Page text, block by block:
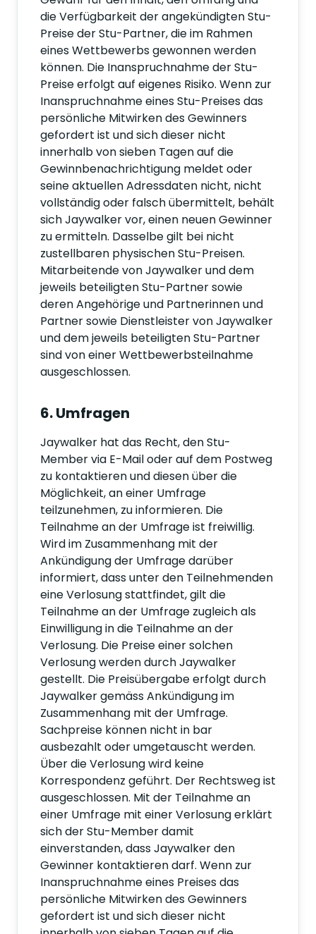
die Verfügbarkeit der angekündigten Stu-
Preise der Stu-Partner, die im Rahmen
eines Wettbewerbs gewonnen werden
können. Die Inanspruchnahme der Stu-
Preise erfolgt auf eigenes Risiko. Wenn zur
Inanspruchnahme eines Stu-Preises das
persönliche Mitwirken des Gewinners
gefordert ist und sich dieser nicht
innerhalb von sieben Tagen auf die
Gewinnbenachrichtigung meldet oder
seine aktuellen Adressdaten nicht, nicht
vollständig oder falsch übermittelt, behält
sich Jaywalker vor, einen neuen Gewinner
zu ermitteln. Dasselbe gilt bei nicht
zustellbaren physischen Stu-Preisen.
Mitarbeitende von Jaywalker und dem
jeweils beteiligten Stu-Partner sowie
deren Angehörige und Partnerinnen und
Partner sowie Dienstleister von Jaywalker
und dem jeweils beteiligten Stu-Partner
sind von einer Wettbewerbsteilnahme
ausgeschlossen.
6. Umfragen
Jaywalker hat das Recht, den Stu-
Member via E-Mail oder auf dem Postweg
zu kontaktieren und diesen über die
Möglichkeit, an einer Umfrage
teilzunehmen, zu informieren. Die
Teilnahme an der Umfrage ist freiwillig.
Wird im Zusammenhang mit der
Ankündigung der Umfrage darüber
informiert, dass unter den Teilnehmenden
eine Verlosung stattfindet, gilt die
Teilnahme an der Umfrage zugleich als
Einwilligung in die Teilnahme an der
Verlosung. Die Preise einer solchen
Verlosung werden durch Jaywalker
gestellt. Die Preisübergabe erfolgt durch
Jaywalker gemäss Ankündigung im
Zusammenhang mit der Umfrage.
Sachpreise können nicht in bar
ausbezahlt oder umgetauscht werden.
Über die Verlosung wird keine
Korrespondenz geführt. Der Rechtsweg ist
ausgeschlossen. Mit der Teilnahme an
einer Umfrage mit einer Verlosung erklärt
sich der Stu-Member damit
einverstanden, dass Jaywalker den
Gewinner kontaktieren darf. Wenn zur
Inanspruchnahme eines Preises das
persönliche Mitwirken des Gewinners
gefordert ist und sich dieser nicht